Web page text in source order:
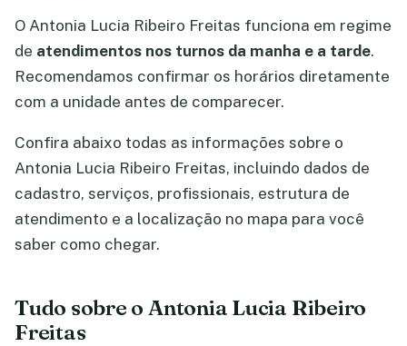
O Antonia Lucia Ribeiro Freitas funciona em regime
de atendimentos nos turnos da manha e a tarde.
Recomendamos confirmar os horários diretamente
com a unidade antes de comparecer.
Confira abaixo todas as informações sobre o
Antonia Lucia Ribeiro Freitas, incluindo dados de
cadastro, serviços, profissionais, estrutura de
atendimento e a localização no mapa para você
saber como chegar.
Tudo sobre o Antonia Lucia Ribeiro
Freitas